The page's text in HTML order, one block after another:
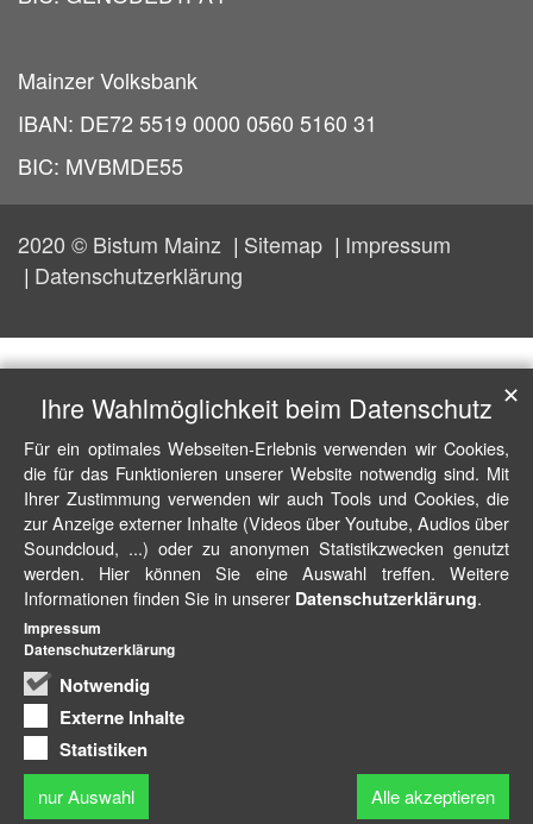
Mainzer Volksbank
IBAN: DE72 5519 0000 0560 5160 31
BIC: MVBMDE55
2020 © Bistum Mainz Sitemap
Impressum
Datenschutzerklärung
Ihre Wahlmöglichkeit beim Datenschutz
Für ein optimales Webseiten-Erlebnis verwenden wir Cookies,
die für das Funktionieren unserer Website notwendig sind. Mit
Ihrer Zustimmung verwenden wir auch Tools und Cookies, die
zur Anzeige externer Inhalte (Videos über Youtube, Audios über
Soundcloud, ...) oder zu anonymen Statistikzwecken genutzt
werden. Hier können Sie eine Auswahl treffen. Weitere
Informationen finden Sie in unserer Datenschutzerklärung.
Notwendig
Externe Inhalte
Statistiken
nur Auswahl Alle akzeptieren
✕
Impressum
Datenschutzerklärung